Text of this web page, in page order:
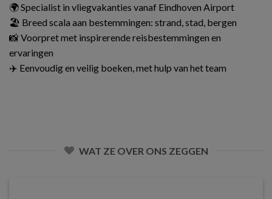
🌍 Specialist in vliegvakanties vanaf Eindhoven Airport
🏖️ Breed scala aan bestemmingen: strand, stad, bergen
📸 Voorpret met inspirerende reisbestemmingen en
ervaringen
✈️ Eenvoudig en veilig boeken, met hulp van het team
WAT ZE OVER ONS ZEGGEN